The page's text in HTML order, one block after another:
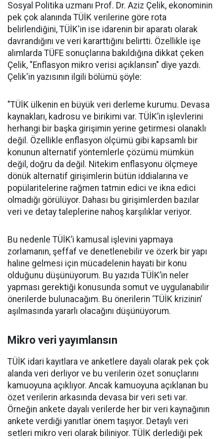
Sosyal Politika uzmanı Prof. Dr. Aziz Çelik, ekonominin
pek çok alanında TÜİK verilerine göre rota
belirlendiğini, TÜİK'in ise idarenin bir aparatı olarak
davrandığını ve veri kararttığını belirtti. Özellikle işe
alımlarda TÜFE sonuçlarına bakıldığına dikkat çeken
Çelik, "Enflasyon mikro verisi açıklansın" diye yazdı.
Çelik'in yazısının ilgili bölümü şöyle:
"TÜİK ülkenin en büyük veri derleme kurumu. Devasa
kaynakları, kadrosu ve birikimi var. TÜİK’in işlevlerini
herhangi bir başka girişimin yerine getirmesi olanaklı
değil. Özellikle enflasyon ölçümü gibi kapsamlı bir
konunun alternatif yöntemlerle çözümü mümkün
değil, doğru da değil. Nitekim enflasyonu ölçmeye
dönük alternatif girişimlerin bütün iddialarına ve
popülaritelerine rağmen tatmin edici ve ikna edici
olmadığı görülüyor. Dahası bu girişimlerden bazılar
veri ve detay taleplerine nahoş karşılıklar veriyor.
Bu nedenle TÜİK’i kamusal işlevini yapmaya
zorlamanın, şeffaf ve denetlenebilir ve özerk bir yapı
haline gelmesi için mücadelenin hayati bir konu
olduğunu düşünüyorum. Bu yazıda TÜİK’in neler
yapması gerektiği konusunda somut ve uygulanabilir
önerilerde bulunacağım. Bu önerilerin ‘TÜİK krizinin’
aşılmasında yararlı olacağını düşünüyorum.
Mikro veri yayımlansın
TÜİK idari kayıtlara ve anketlere dayalı olarak pek çok
alanda veri derliyor ve bu verilerin özet sonuçlarını
kamuoyuna açıklıyor. Ancak kamuoyuna açıklanan bu
özet verilerin arkasında devasa bir veri seti var.
Örneğin ankete dayalı verilerde her bir veri kaynağının
ankete verdiği yanıtlar önem taşıyor. Detaylı veri
setleri mikro veri olarak biliniyor. TÜİK derlediği pek